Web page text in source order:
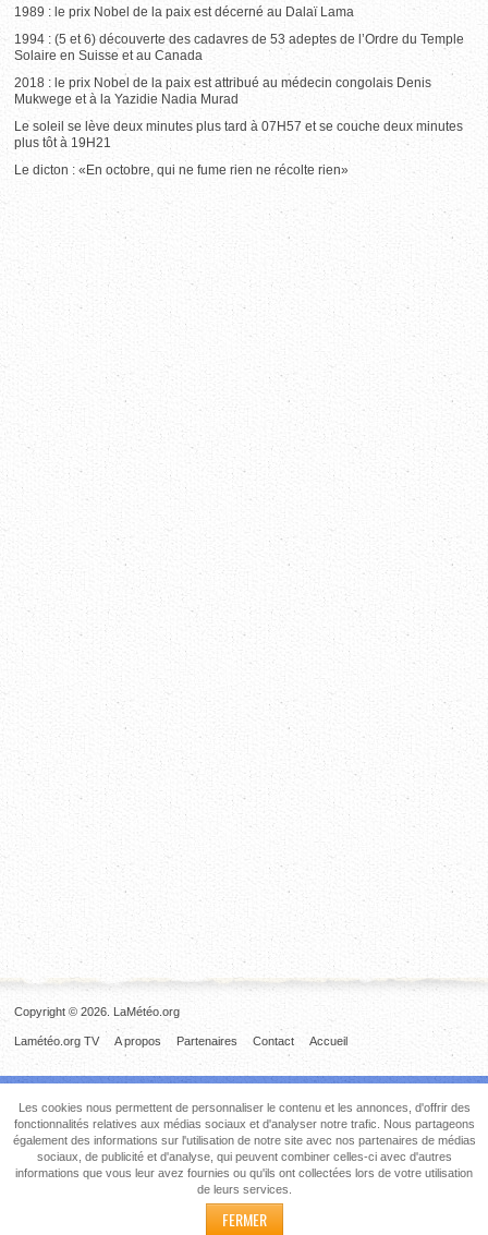
1989 : le prix Nobel de la paix est décerné au Dalaï Lama
1994 : (5 et 6) découverte des cadavres de 53 adeptes de l’Ordre du Temple
Solaire en Suisse et au Canada
2018 : le prix Nobel de la paix est attribué au médecin congolais Denis
Mukwege et à la Yazidie Nadia Murad
Le soleil se lève deux minutes plus tard à 07H57 et se couche deux minutes
plus tôt à 19H21
Le dicton : «En octobre, qui ne fume rien ne récolte rien»
Copyright © 2026. LaMétéo.org
Accueil
Contact
Partenaires
A propos
Lamétéo.org TV
Les cookies nous permettent de personnaliser le contenu et les annonces, d'offrir des
fonctionnalités relatives aux médias sociaux et d'analyser notre trafic. Nous partageons
également des informations sur l'utilisation de notre site avec nos partenaires de médias
sociaux, de publicité et d'analyse, qui peuvent combiner celles-ci avec d'autres
informations que vous leur avez fournies ou qu'ils ont collectées lors de votre utilisation
de leurs services.
FERMER